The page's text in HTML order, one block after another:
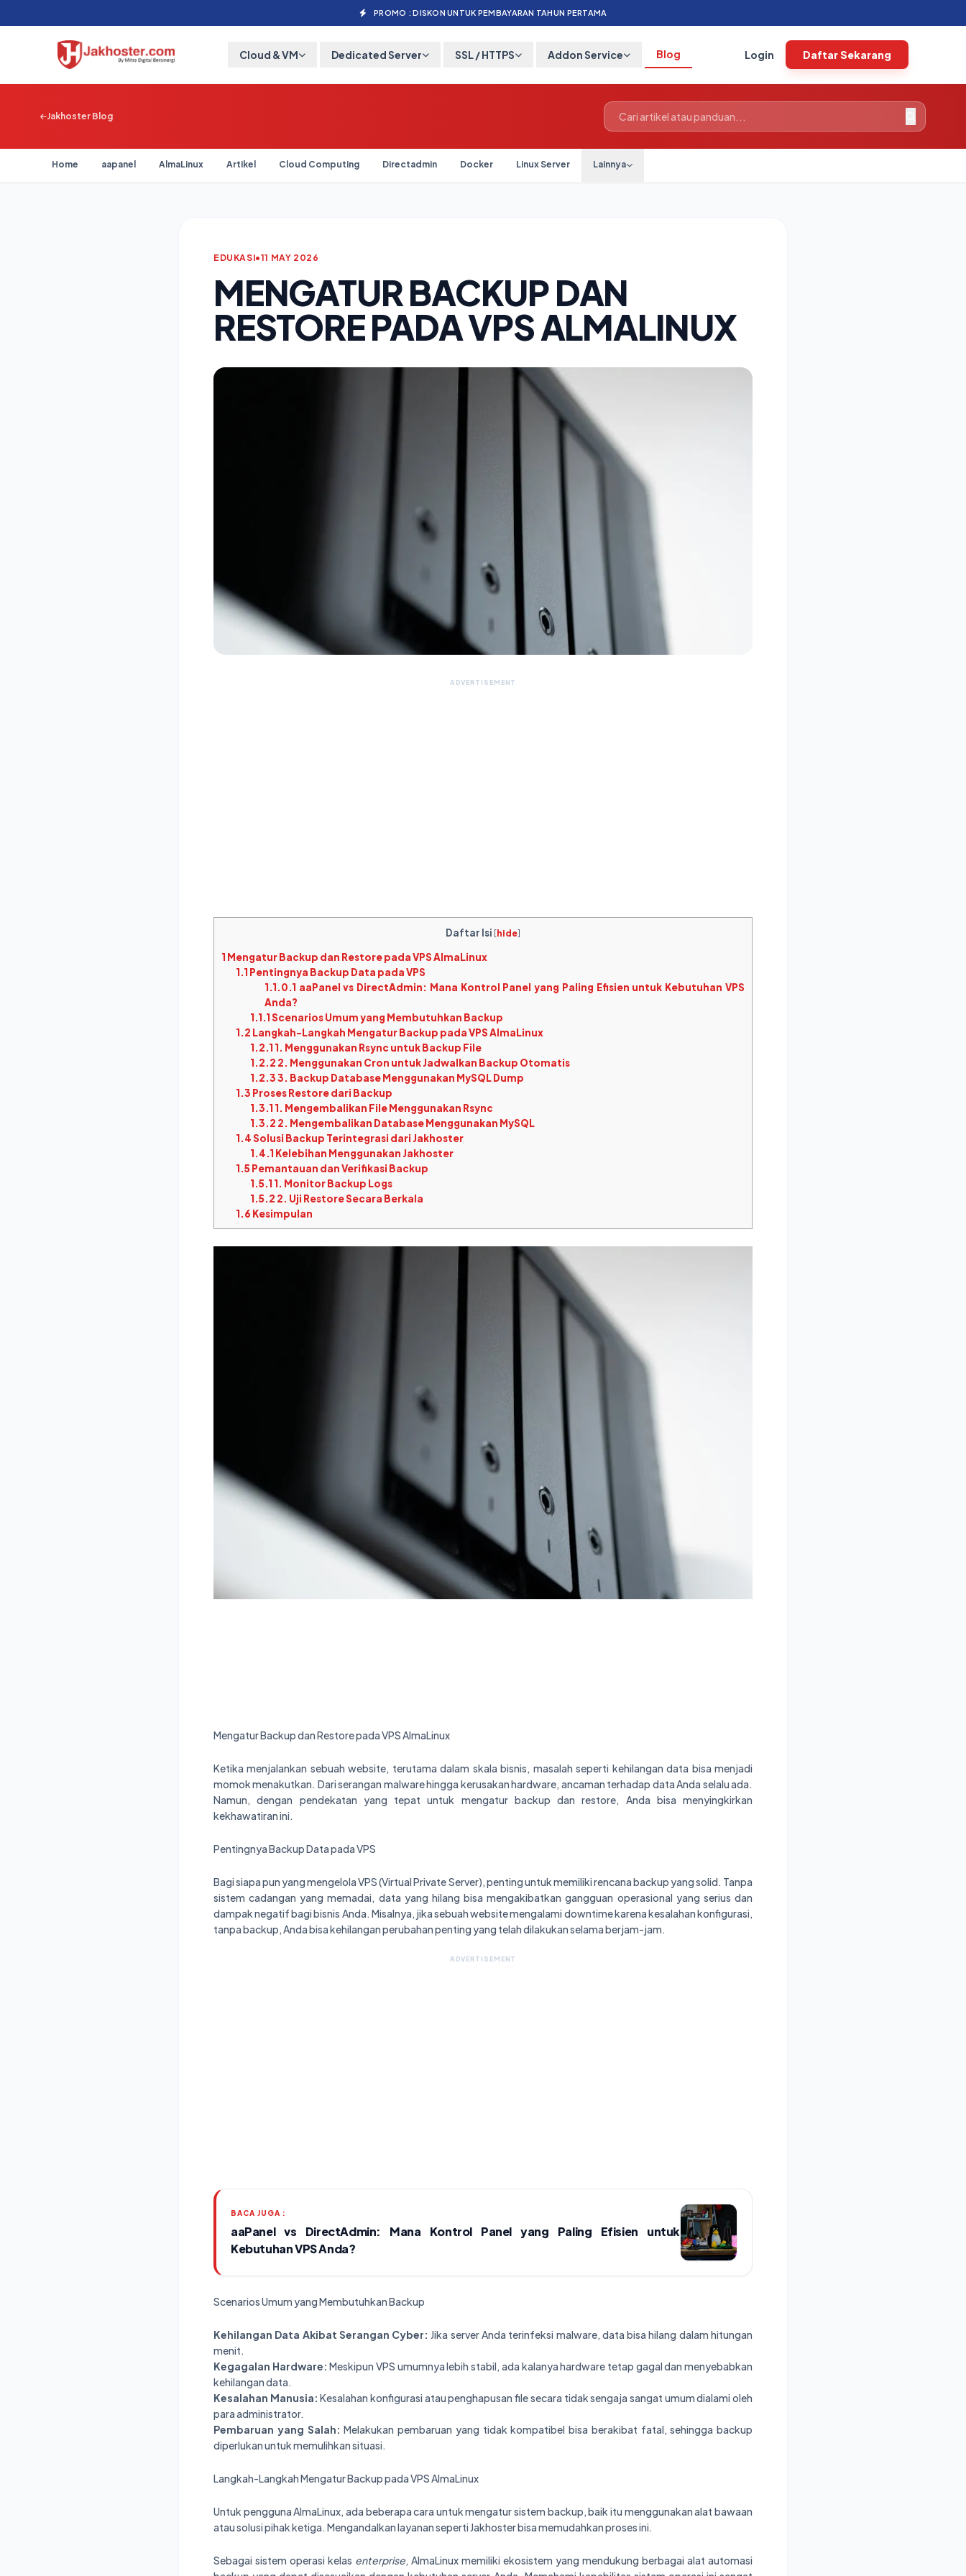
PROMO : DISKON UNTUK PEMBAYARAN TAHUN PERTAMA
Cloud & VM Dedicated Server SSL / HTTPS Addon Service Blog Login Daftar Sekarang
Jakhoster Blog
Home aapanel AlmaLinux Artikel Cloud Computing Directadmin Docker Linux Server Lainnya
EDUKASI•11 MAY 2026
MENGATUR BACKUP DAN
RESTORE PADA VPS ALMALINUX
ADVERTISEMENT
Daftar Isi [hide]
1 Mengatur Backup dan Restore pada VPS AlmaLinux
1.1 Pentingnya Backup Data pada VPS
1.1.0.1 aaPanel vs DirectAdmin: Mana Kontrol Panel yang Paling Efisien untuk Kebutuhan VPS
Anda?
1.1.1Scenarios Umum yang Membutuhkan Backup
1.2 Langkah-Langkah Mengatur Backup pada VPS AlmaLinux
1.2.1 1. Menggunakan Rsync untuk Backup File
1.2.2 2. Menggunakan Cron untuk Jadwalkan Backup Otomatis
1.2.33. Backup Database Menggunakan MySQL Dump
1.3 Proses Restore dari Backup
1.3.1 1. Mengembalikan File Menggunakan Rsync
1.3.2 2. Mengembalikan Database Menggunakan MySQL
1.4Solusi Backup Terintegrasi dari Jakhoster
1.4.1 Kelebihan Menggunakan Jakhoster
1.5Pemantauan dan Verifikasi Backup
1.5.1 1. Monitor Backup Logs
1.5.2 2. Uji Restore Secara Berkala
1.6 Kesimpulan
Mengatur Backup dan Restore pada VPS AlmaLinux
Ketika menjalankan sebuah website, terutama dalam skala bisnis, masalah seperti kehilangan data bisa menjadi
momok menakutkan. Dari serangan malware hingga kerusakan hardware, ancaman terhadap data Anda selalu ada.
Namun, dengan pendekatan yang tepat untuk mengatur backup dan restore, Anda bisa menyingkirkan
kekhawatiran ini.
Pentingnya Backup Data pada VPS
Bagi siapa pun yang mengelola VPS (Virtual Private Server), penting untuk memiliki rencana backup yang solid. Tanpa
sistem cadangan yang memadai, data yang hilang bisa mengakibatkan gangguan operasional yang serius dan
dampak negatif bagi bisnis Anda. Misalnya, jika sebuah website mengalami downtime karena kesalahan konfigurasi,
tanpa backup, Anda bisa kehilangan perubahan penting yang telah dilakukan selama berjam-jam.
ADVERTISEMENT
BACA JUGA :
aaPanel vs DirectAdmin: Mana Kontrol Panel yang Paling Efisien untuk
Kebutuhan VPS Anda?
Scenarios Umum yang Membutuhkan Backup
Kehilangan Data Akibat Serangan Cyber: Jika server Anda terinfeksi malware, data bisa hilang dalam hitungan
menit.
Kegagalan Hardware: Meskipun VPS umumnya lebih stabil, ada kalanya hardware tetap gagal dan menyebabkan
kehilangan data.
Kesalahan Manusia: Kesalahan konfigurasi atau penghapusan file secara tidak sengaja sangat umum dialami oleh
para administrator.
Pembaruan yang Salah: Melakukan pembaruan yang tidak kompatibel bisa berakibat fatal, sehingga backup
diperlukan untuk memulihkan situasi.
Langkah-Langkah Mengatur Backup pada VPS AlmaLinux
Untuk pengguna AlmaLinux, ada beberapa cara untuk mengatur sistem backup, baik itu menggunakan alat bawaan
atau solusi pihak ketiga. Mengandalkan layanan seperti Jakhoster bisa memudahkan proses ini.
Sebagai sistem operasi kelas enterprise, AlmaLinux memiliki ekosistem yang mendukung berbagai alat automasi